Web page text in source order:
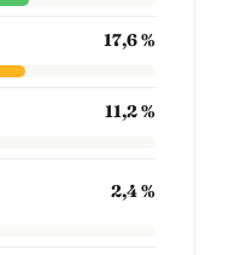
17,6 %
11,2 %
2,4 %